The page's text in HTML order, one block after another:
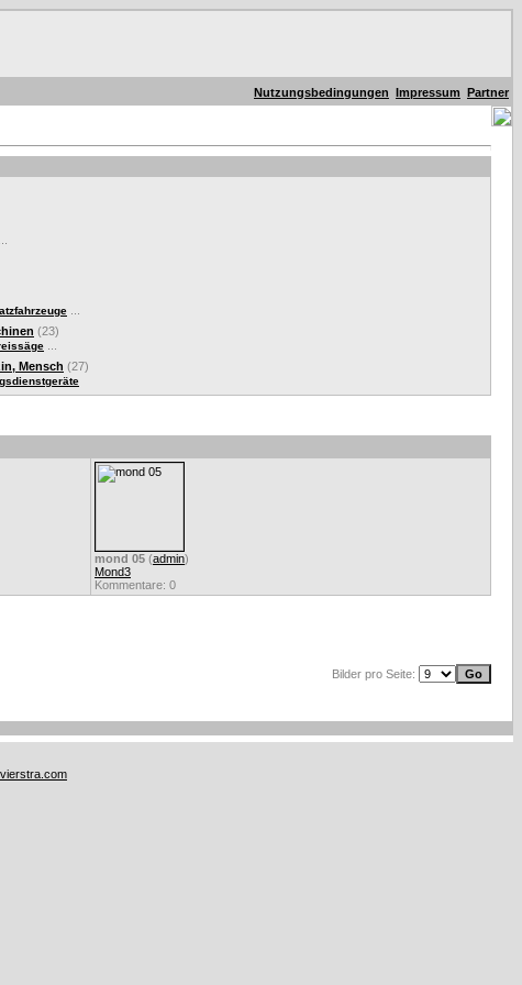
Nutzungsbedingungen Impressum Partner
(23)
Mensch (27)
mond 05 (admin)
Mond3
Kommentare: 0
Bilder pro Seite: